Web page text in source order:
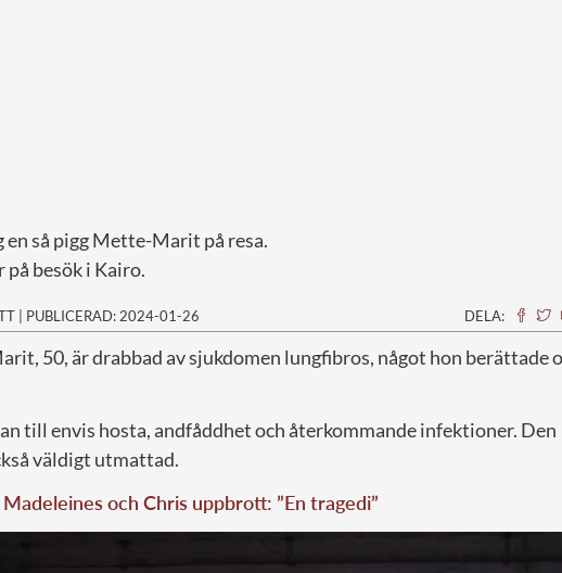
en så pigg Mette-Marit på resa.
besök i Kairo.
| PUBLICERAD: 2024-01-26 DELA:
50, är drabbad av sjukdomen lungfibros, något hon berättade
till envis hosta, andfåddhet och återkommande infektioner. Den
väldigt utmattad.
och Chris uppbrott: ”En tragedi”